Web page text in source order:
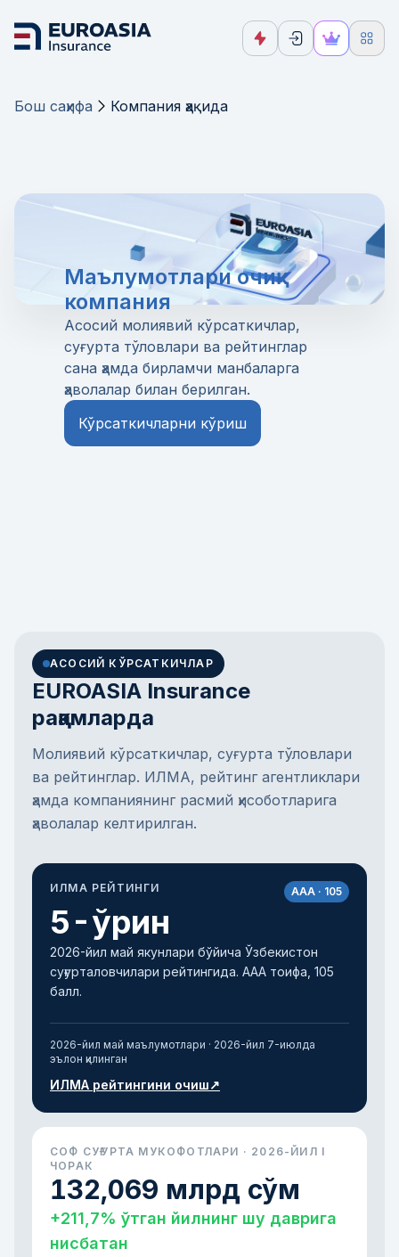
Бош саҳифа Компания ҳақида
Маълумотлари очиқ
компания
Асосий молиявий кўрсаткичлар,
суғурта тўловлари ва рейтинглар
сана ҳамда бирламчи манбаларга
ҳаволалар билан берилган.
Кўрсаткичларни кўриш
АСОСИЙ КЎРСАТКИЧЛАР
EUROASIA Insurance
рақамларда
Молиявий кўрсаткичлар, суғурта тўловлари
ва рейтинглар. ИЛМА, рейтинг агентликлари
ҳамда компаниянинг расмий ҳисоботларига
ҳаволалар келтирилган.
ИЛМА РЕЙТИНГИ AAA · 105
5-ўрин
2026-йил май якунлари бўйича Ўзбекистон
суғурталовчилари рейтингида. AAA тоифа, 105
балл.
2026-йил май маълумотлари · 2026-йил 7-июлда
эълон қилинган
ИЛМА рейтингини очиш↗
СОФ СУҒУРТА МУКОФОТЛАРИ · 2026-ЙИЛ I
ЧОРАК
132,069 млрд сўм
+211,7% ўтган йилнинг шу даврига
нисбатан